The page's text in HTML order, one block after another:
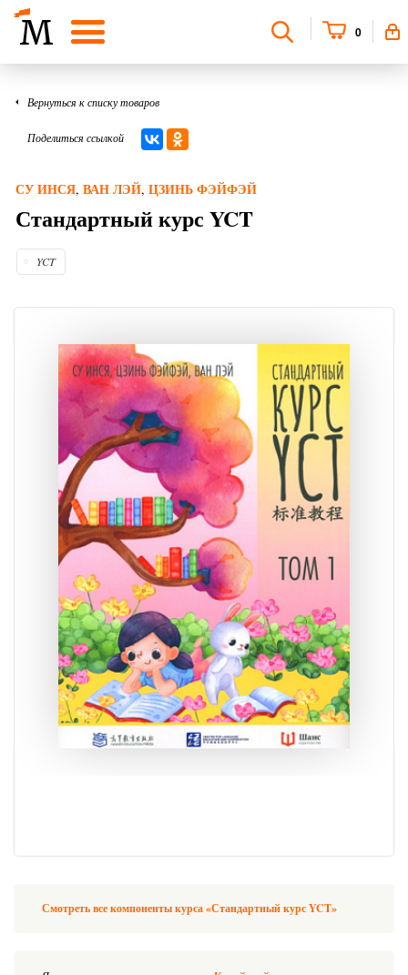
0
Вернуться к списку товаров
Поделиться ссылкой
СУ ИНСЯ, ВАН ЛЭЙ, ЦЗИНЬ ФЭЙФЭЙ
Стандартный курс YCT
YCT
Смотреть все компоненты курса «Стандартный курс YCT»